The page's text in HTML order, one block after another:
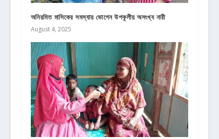
অনিয়মিত মাসিকের সমস্যায় ভোগেন উপকূলীয় অসংখ্য নারী
August 4, 2025